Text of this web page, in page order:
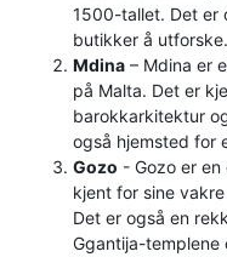
1500-tallet. Det er
butikker å utforske.
Mdina – Mdina er
på Malta. Det er
barokkarkitektur
også hjemsted for
Gozo - Gozo er
kjent for sine
Det er også en
Ggantija-templene